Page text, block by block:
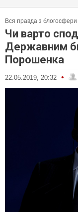
Вся правда з блогосфери
Чи варто
Державним
Порошенка
22.05.2019, 20:32 •